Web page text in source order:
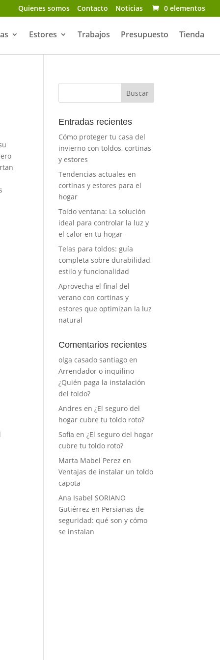
Quienes somos Contacto Noticias 0 elementos
Estores Trabajos Presupuesto Tienda
Entradas recientes
Cómo proteger tu casa del
invierno con toldos, cortinas
y estores
Tendencias actuales en
cortinas y estores para el
hogar
Toldo ventana: La solución
ideal para controlar la luz y
el calor en tu hogar
Telas para toldos: guía
completa sobre durabilidad,
estilo y funcionalidad
Aprovecha el final del
verano con cortinas y
estores que optimizan la luz
natural
Comentarios recientes
olga casado santiago en
Arrendador o inquilino
¿Quién paga la instalación
del toldo?
Andres en¿El seguro del
hogar cubre tu toldo roto?
Sofia en¿El seguro del hogar
cubre tu toldo roto?
Marta Mabel Perez en
Ventajas de instalar un toldo
capota
Ana Isabel SORIANO
Gutiérrez en Persianas de
seguridad: qué son y cómo
se instalan